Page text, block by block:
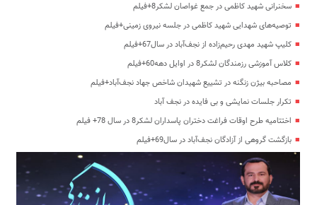
سخنرانی شهید کاظمی در جمع غواصان لشکر8+فیلم
توصیه‌های شهدایی شهید کاظمی در جلسه نیروی زمینی+فیلم
کلیپ شهید مهدی رحیم‌زاده از نجف‌آباد در سال67+فیلم
کلاس آموزشی رزمندگان لشکر8 در اوایل دهه60+فیلم
مصاحبه بیژن زنگنه در تشییع شهیدان شاخص جهاد نجف‌آباد+فیلم
تکرار جلسات نمایشی و بی فایده در نجف آباد
اختتامیه طرح اوقات فراغت دختران پاسداران لشکر8 در سال 78+ فیلم
بازگشت گروهی از آزادگان نجف‌آباد در سال69+فیلم